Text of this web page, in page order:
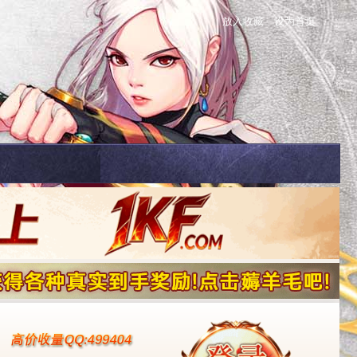
放入收藏 设为首页